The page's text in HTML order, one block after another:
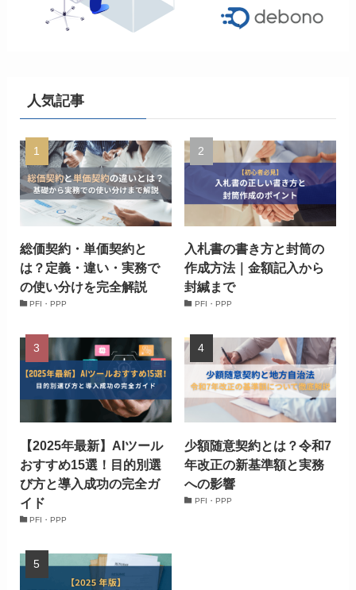
人気記事
総価契約・単価契約と
は？定義・違い・実務で
の使い分けを完全解説
PFI・PPP
入札書の書き方と封筒の
作成方法｜金額記入から
封緘まで
PFI・PPP
【2025年最新】AIツール
おすすめ15選！目的別選
び方と導入成功の完全ガ
イド
PFI・PPP
少額随意契約とは？令和7
年改正の新基準額と実務
への影響
PFI・PPP